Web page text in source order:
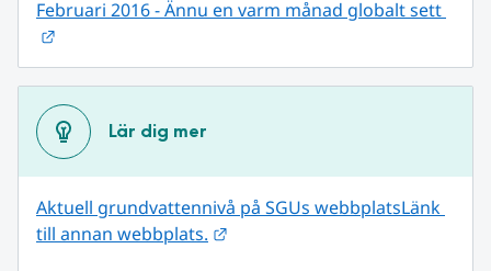
Februari 2016 - Ännu en varm månad globalt sett
Lär dig mer
Aktuell grundvattennivå på SGUs webbplatsLänk
till annan webbplats.